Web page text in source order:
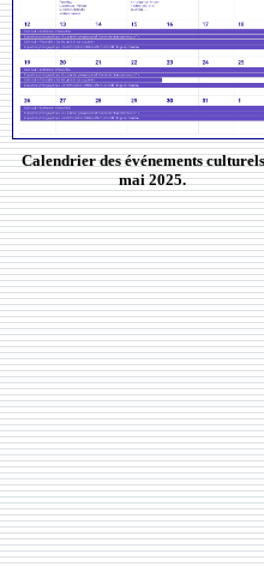
Calendrier des événements
mai 2025.